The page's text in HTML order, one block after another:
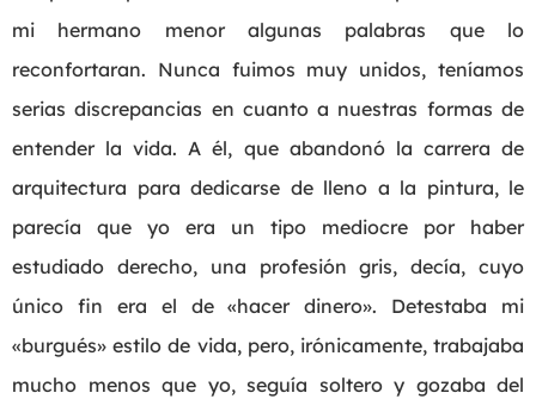
mi hermano menor algunas palabras que lo
reconfortaran. Nunca fuimos muy unidos, teníamos
serias discrepancias en cuanto a nuestras formas de
entender la vida. A él, que abandonó la carrera de
arquitectura para dedicarse de lleno a la pintura, le
parecía que yo era un tipo mediocre por haber
estudiado derecho, una profesión gris, decía, cuyo
único fin era el de «hacer dinero». Detestaba mi
«burgués» estilo de vida, pero, irónicamente, trabajaba
mucho menos que yo, seguía soltero y gozaba del